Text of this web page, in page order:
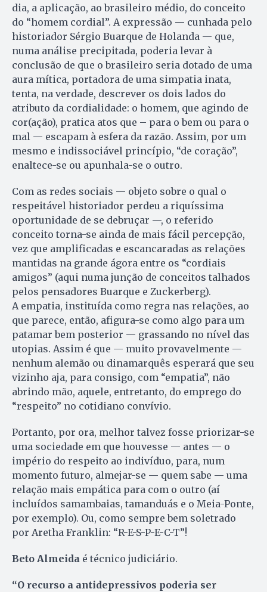
dia, a aplicação, ao brasileiro médio, do conceito
do “homem cordial”. A expressão — cunhada pelo
historiador Sérgio Buarque de Holanda — que,
numa análise precipitada, poderia levar à
conclusão de que o brasileiro seria dotado de uma
aura mítica, portadora de uma simpatia inata,
tenta, na verdade, descrever os dois lados do
atributo da cordialidade: o homem, que agindo de
cor(ação), pratica atos que – para o bem ou para o
mal — escapam à esfera da razão. As­sim, por um
mesmo e indissociável princípio, “de coração”,
enaltece-se ou apunhala-se o outro.
Com as redes sociais — objeto sobre o qual o
respeitável historiador perdeu a riquíssima
oportunidade de se debruçar —, o referido
conceito torna-se ainda de mais fácil percepção,
vez que amplificadas e escancaradas as relações
mantidas na grande ágora entre os “cordiais
amigos” (aqui numa junção de conceitos talhados
pelos pen­sadores Buarque e Zuckerberg).
A empatia, instituída como regra nas relações, ao
que parece, então, afigura-se como algo para um
patamar bem posterior — grassando no nível das
utopias. Assim é que — muito provavelmente —
nenhum alemão ou dinamarquês esperará que seu
vizinho aja, para consigo, com “empatia”, não
abrindo mão, aquele, entretanto, do emprego do
“respeito” no cotidiano convívio.
Portanto, por ora, melhor talvez fosse priorizar-se
uma sociedade em que houvesse — antes — o
império do respeito ao indivíduo, para, num
momento futuro, almejar-se — quem sabe — uma
relação mais empática para com o outro (aí
incluídos samambaias, tamanduás e o Meia-Ponte,
por exemplo). Ou, como sempre bem soletrado
por Aretha Franklin: “R-E-S-P-E-C-T”!
Beto Almeida é técnico judiciário.
“O recurso a antidepressivos poderia ser